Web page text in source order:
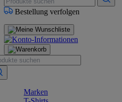
Bestellung verfolgen
Marken